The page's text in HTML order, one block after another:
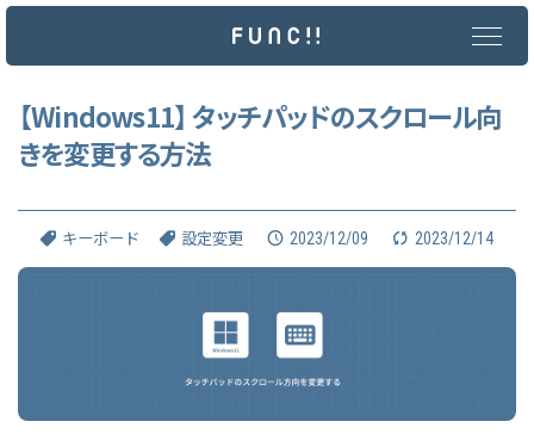
メ
ン
【Windows11】 タッチパッドのスクロール向
きを変更する方法
キーボード 設定変更 2023/12/09 2023/12/14